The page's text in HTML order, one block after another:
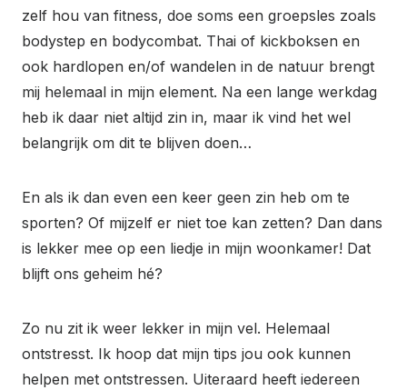
zelf hou van fitness, doe soms een groepsles zoals
bodystep en bodycombat. Thai of kickboksen en
ook hardlopen en/of wandelen in de natuur brengt
mij helemaal in mijn element. Na een lange werkdag
heb ik daar niet altijd zin in, maar ik vind het wel
belangrijk om dit te blijven doen…
En als ik dan even een keer geen zin heb om te
sporten? Of mijzelf er niet toe kan zetten? Dan dans
is lekker mee op een liedje in mijn woonkamer! Dat
blijft ons geheim hé?
Zo nu zit ik weer lekker in mijn vel. Helemaal
ontstresst. Ik hoop dat mijn tips jou ook kunnen
helpen met ontstressen. Uiteraard heeft iedereen